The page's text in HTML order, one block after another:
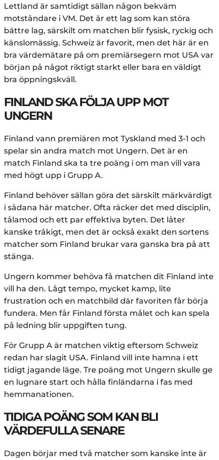
Lettland är samtidigt sällan någon bekväm
motståndare i VM. Det är ett lag som kan störa
bättre lag, särskilt om matchen blir fysisk, ryckig och
känslomässig. Schweiz är favorit, men det här är en
bra värdemätare på om premiärsegern mot USA var
början på något riktigt starkt eller bara en väldigt
bra öppningskväll.
FINLAND SKA FÖLJA UPP MOT
UNGERN
Finland vann premiären mot Tyskland med 3-1 och
spelar sin andra match mot Ungern. Det är en
match Finland ska ta tre poäng i om man vill vara
med högt upp i Grupp A.
Finland behöver sällan göra det särskilt märkvärdigt
i sådana här matcher. Ofta räcker det med disciplin,
tålamod och ett par effektiva byten. Det låter
kanske tråkigt, men det är också exakt den sortens
matcher som Finland brukar vara ganska bra på att
stänga.
Ungern kommer behöva få matchen dit Finland inte
vill ha den. Lågt tempo, mycket kamp, lite
frustration och en matchbild där favoriten får börja
fundera. Men får Finland första målet och kan spela
på ledning blir uppgiften tung.
För Grupp A är matchen viktig eftersom Schweiz
redan har slagit USA. Finland vill inte hamna i ett
tidigt jagande läge. Tre poäng mot Ungern skulle ge
en lugnare start och hålla finländarna i fas med
hemmanationen.
TIDIGA POÄNG SOM KAN BLI
VÄRDEFULLA SENARE
Dagen börjar med två matcher som kanske inte är